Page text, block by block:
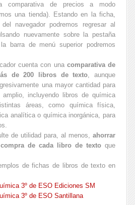
comparativa de precios a modo
una tienda). Estando en la ficha,
navegador podremos regresar al
nuevamente sobre la pestaña
barra de menú superior podremos
cuenta con una comparativa de
de 200 libros de texto, aunque
una mayor cantidad para
incluyendo libros de química
áreas, como química física,
analítica o química inorgánica, para
de utilidad para, al menos, ahorrar
de cada libro de texto que
de fichas de libros de texto en
3º de ESO Ediciones SM
3º de ESO Santillana